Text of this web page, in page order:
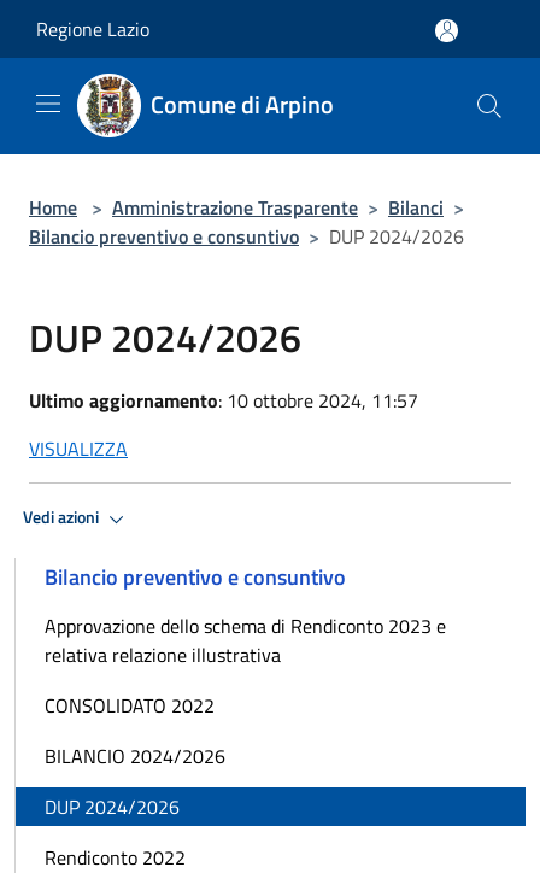
Regione Lazio
Comune di Arpino
Home > Amministrazione Trasparente > Bilanci >
Bilancio preventivo e consuntivo > DUP 2024/2026
DUP 2024/2026
Ultimo aggiornamento: 10 ottobre 2024, 11:57
VISUALIZZA
Vedi azioni
Bilancio preventivo e consuntivo
Approvazione dello schema di Rendiconto 2023 e
relativa relazione illustrativa
CONSOLIDATO 2022
BILANCIO 2024/2026
DUP 2024/2026
Rendiconto 2022